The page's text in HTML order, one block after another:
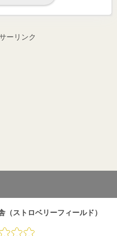
ーリンク
ストロベリーフィールド）